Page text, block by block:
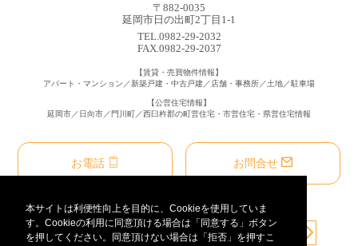
本サイトは利便性向上を目的に、Cookieを使用していま
す。Cookieの利用に同意頂ける場合は「同意する」ボタン
を押してください。同意頂けない場合は「拒否」を押すこ
〒882-0035
延岡市日の出町2丁目1-1
TEL.0982-29-2032
FAX.0982-29-2037
【賃貸・売買物件情報】
アパート・マンション／新築戸建・中古戸建／店舗・事務所／土地／駐車場
【公営住宅情報】
延岡市／日向市／門川町／西臼杵郡の町営住宅・市営住宅・県営住宅情報
お電話 お問合せ